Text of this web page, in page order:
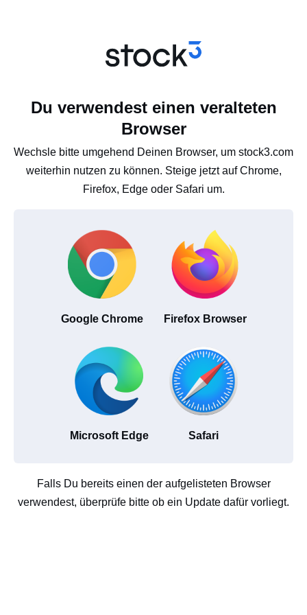
Du verwendest einen veralteten
Browser
Wechsle bitte umgehend Deinen Browser, um stock3.com
weiterhin nutzen zu können. Steige jetzt auf Chrome,
Firefox, Edge oder Safari um.
Google Chrome Firefox Browser
Microsoft Edge Safari
Falls Du bereits einen der aufgelisteten Browser
verwendest, überprüfe bitte ob ein Update dafür vorliegt.